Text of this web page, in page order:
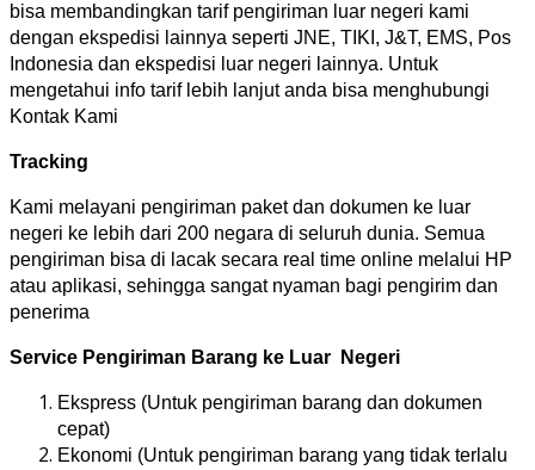
bisa membandingkan tarif pengiriman luar negeri kami
dengan ekspedisi lainnya seperti JNE, TIKI, J&T, EMS, Pos
Indonesia dan ekspedisi luar negeri lainnya. Untuk
mengetahui info tarif lebih lanjut anda bisa menghubungi
Kontak Kami
Tracking
Kami melayani pengiriman paket dan dokumen ke luar
negeri ke lebih dari 200 negara di seluruh dunia. Semua
pengiriman bisa di lacak secara real time online melalui HP
atau aplikasi, sehingga sangat nyaman bagi pengirim dan
penerima
Service Pengiriman Barang ke Luar Negeri
Ekspress (Untuk pengiriman barang dan dokumen
cepat)
Ekonomi (Untuk pengiriman barang yang tidak terlalu